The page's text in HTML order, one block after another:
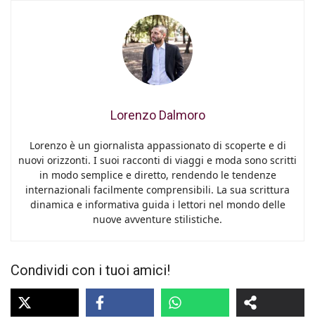
Lorenzo Dalmoro
Lorenzo è un giornalista appassionato di scoperte e di
nuovi orizzonti. I suoi racconti di viaggi e moda sono scritti
in modo semplice e diretto, rendendo le tendenze
internazionali facilmente comprensibili. La sua scrittura
dinamica e informativa guida i lettori nel mondo delle
nuove avventure stilistiche.
Condividi con i tuoi amici!